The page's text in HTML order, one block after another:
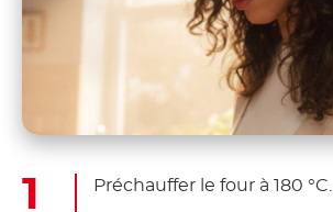
Préchauffer le four à 180 °C.